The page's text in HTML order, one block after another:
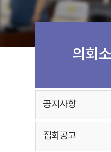
의회
공지사항
집회공고